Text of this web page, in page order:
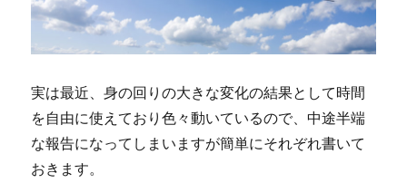
実は最近、身の回りの大きな変化の結果として時間
を自由に使えており色々動いているので、中途半端
な報告になってしまいますが簡単にそれぞれ書いて
おきます。